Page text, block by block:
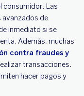
consumidor. Las
avanzados de
inmediato si se
Además, muchas
contra fraudes y
transacciones.
hacer pagos y